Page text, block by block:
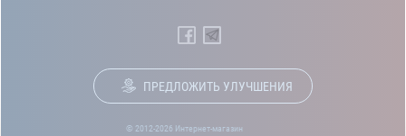
ПРЕДЛОЖИТЬ УЛУЧШЕНИЯ
© 2012-2026 Интернет-магазин